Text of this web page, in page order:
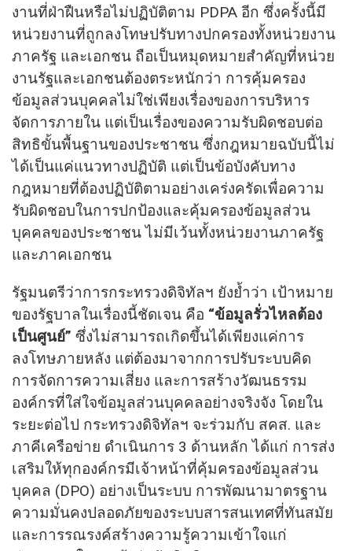
งานที่ฝ่าฝืนหรือไม่ปฏิบัติตาม PDPA อีก ซึ่งครั้งนี้มี
หน่วยงานที่ถูกลงโทษปรับทางปกครองทั้งหน่วยงาน
ภาครัฐ และเอกชน ถือเป็นหมุดหมายสำคัญที่หน่วย
งานรัฐและเอกชนต้องตระหนักว่า การคุ้มครอง
ข้อมูลส่วนบุคคลไม่ใช่เพียงเรื่องของการบริหาร
จัดการภายใน แต่เป็นเรื่องของความรับผิดชอบต่อ
สิทธิขั้นพื้นฐานของประชาชน ซึ่งกฎหมายฉบับนี้ไม่
ได้เป็นแค่แนวทางปฏิบัติ แต่เป็นข้อบังคับทาง
กฎหมายที่ต้องปฏิบัติตามอย่างเคร่งครัดเพื่อความ
รับผิดชอบในการปกป้องและคุ้มครองข้อมูลส่วน
บุคคลของประชาชน ไม่มีเว้นทั้งหน่วยงานภาครัฐ
และภาคเอกชน
รัฐมนตรีว่าการกระทรวงดิจิทัลฯ ยังย้ำว่า เป้าหมาย
ของรัฐบาลในเรื่องนี้ชัดเจน คือ “ข้อมูลรั่วไหลต้อง
เป็นศูนย์” ซึ่งไม่สามารถเกิดขึ้นได้เพียงแค่การ
ลงโทษภายหลัง แต่ต้องมาจากการปรับระบบคิด
การจัดการความเสี่ยง และการสร้างวัฒนธรรม
องค์กรที่ใส่ใจข้อมูลส่วนบุคคลอย่างจริงจัง โดยใน
ระยะต่อไป กระทรวงดิจิทัลฯ จะร่วมกับ สคส. และ
ภาคีเครือข่าย ดำเนินการ 3 ด้านหลัก ได้แก่ การส่ง
เสริมให้ทุกองค์กรมีเจ้าหน้าที่คุ้มครองข้อมูลส่วน
บุคคล (DPO) อย่างเป็นระบบ การพัฒนามาตรฐาน
ความมั่นคงปลอดภัยของระบบสารสนเทศที่ทันสมัย
และการรณรงค์สร้างความรู้ความเข้าใจแก่